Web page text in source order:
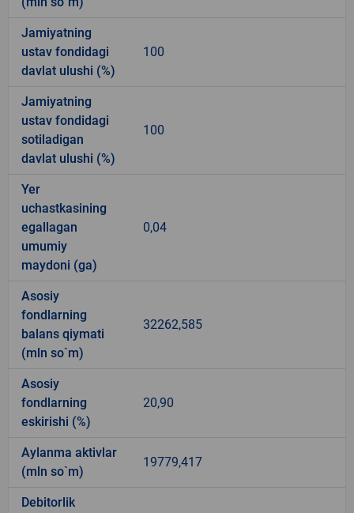
Jamiyatning
ustav fondidagi
davlat ulushi (%)
100
Jamiyatning
ustav fondidagi
sotiladigan
davlat ulushi (%)
100
Yer
uchastkasining
egallagan
umumiy
maydoni (ga)
0,04
Asosiy
fondlarning
balans qiymati
(mln so`m)
32262,585
Asosiy
fondlarning
eskirishi (%)
20,90
Aylanma aktivlar
(mln so`m)
19779,417
Debitorlik